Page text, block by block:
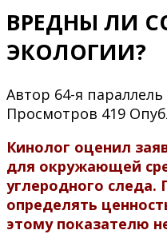
ВРЕДНЫ ЛИ
ЭКОЛОГИИ?
Автор 64-я
Просмотров 419
Кинолог оценил
для окружающей
углеродного следа.
определять
этому показателю